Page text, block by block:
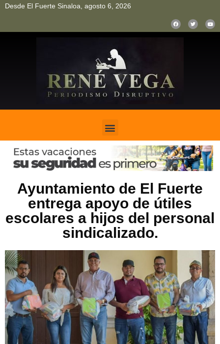
Desde El Fuerte Sinaloa, agosto 6, 2026
Ayuntamiento de El Fuerte
entrega apoyo de útiles
escolares a hijos del personal
sindicalizado.